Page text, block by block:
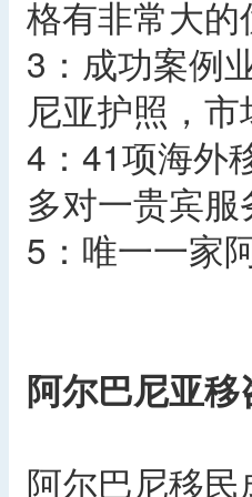
格有非常大的
3：成功案例
尼亚护照，市
4：41项海外
多对一贵宾
5：唯一一家
阿尔巴尼亚
阿尔巴尼移